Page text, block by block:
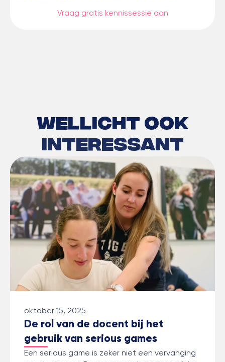
Vraag gratis kennissessie aan
Wellicht ook
interessant
oktober 15, 2025
De rol van de docent bij het
gebruik van serious games
Een serious game is zeker niet een vervanging